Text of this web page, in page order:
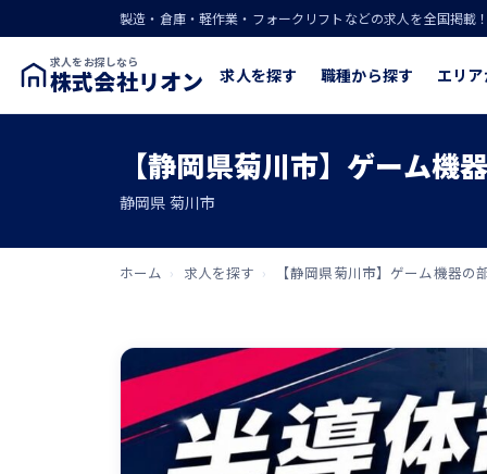
製造・倉庫・軽作業・フォークリフトなどの求人を全国掲載
求人をお探しなら
株式会社リオン 求人を探す 職種から探す エリ
【静岡県菊川市】ゲーム
静岡県 菊川市
ホーム › 求人を探す › 【静岡県菊川市】ゲーム機器